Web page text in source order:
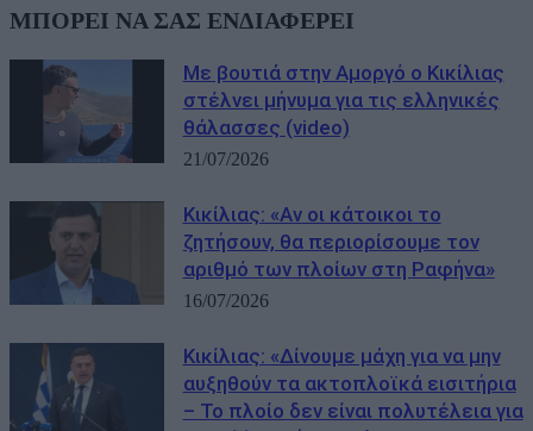
ΜΠΟΡΕΙ ΝΑ ΣΑΣ ΕΝΔΙΑΦΕΡΕΙ
Με βουτιά στην Αμοργό ο Κικίλιας
στέλνει μήνυμα για τις ελληνικές
θάλασσες (video)
21/07/2026
Κικίλιας: «Αν οι κάτοικοι το
ζητήσουν, θα περιορίσουμε τον
αριθμό των πλοίων στη Ραφήνα»
16/07/2026
Κικίλιας: «Δίνουμε μάχη για να μην
αυξηθούν τα ακτοπλοϊκά εισιτήρια
– Το πλοίο δεν είναι πολυτέλεια για